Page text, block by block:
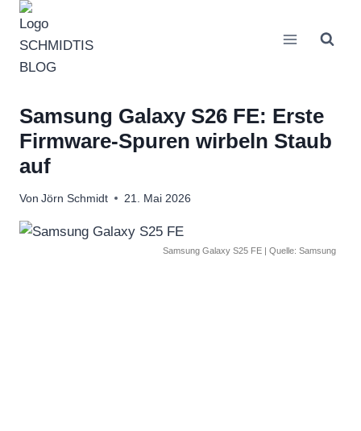
Zum
Inhalt
springen
Samsung Galaxy S26 FE: Erste
Firmware-Spuren wirbeln Staub
auf
Von Jörn Schmidt 21. Mai 2026
Samsung Galaxy S25 FE | Quelle: Samsung